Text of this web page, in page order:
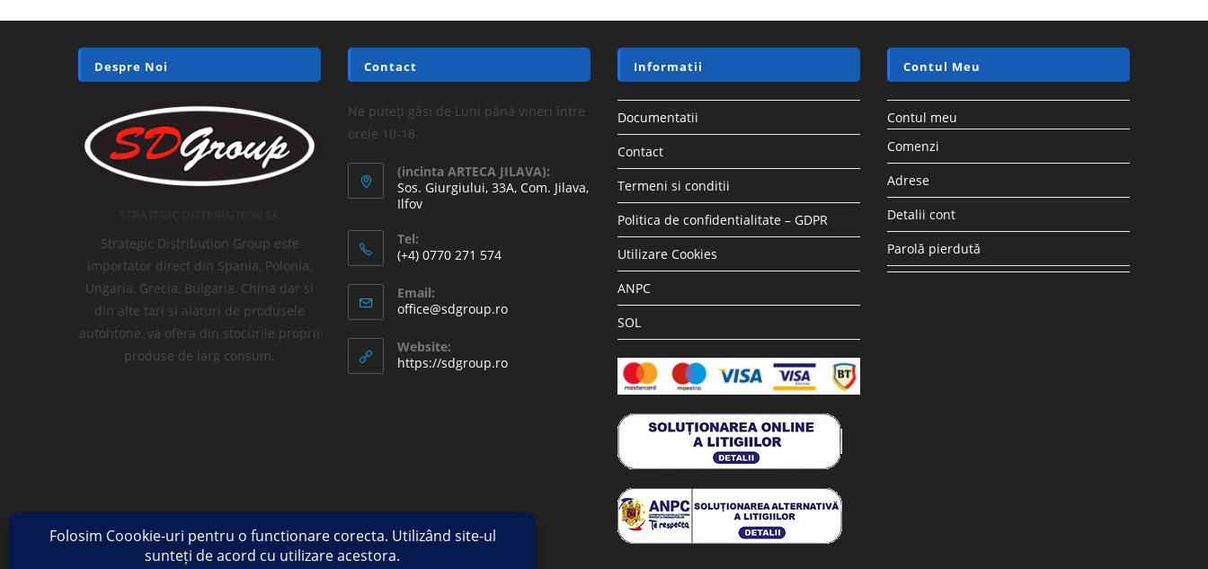
Despre Noi
Strategic Distribution Group este
importator direct din Spania, Polonia,
Ungaria, Grecia, Bulgaria, China dar si
din alte tari si alaturi de produsele
autohtone, va ofera din stocurile proprii
produse de larg consum.
Contact
Ne puteți găsi de Luni până vineri între
orele 10-18
(incinta ARTECA JILAVA):
Sos. Giurgiului, 33A, Com. Jilava,
Ilfov
Tel:
(+4) 0770 271 574
Email:
office@sdgroup.ro
Website:
https://sdgroup.ro
Informatii
Documentatii
Contact
Termeni si conditii
Politica de confidentialitate – GDPR
Utilizare Cookies
ANPC
SOL
Contul Meu
Contul meu
Comenzi
Adrese
Detalii cont
Parolă pierdută